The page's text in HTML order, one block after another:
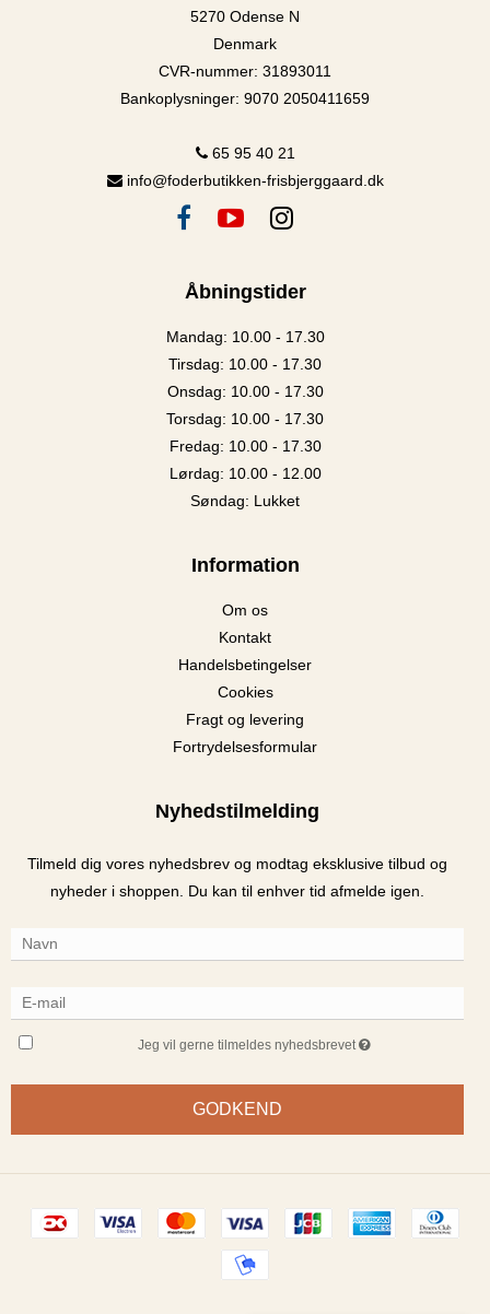
5270 Odense N
Denmark
CVR-nummer: 31893011
Bankoplysninger: 9070 2050411659
65 95 40 21
info@foderbutikken-frisbjerggaard.dk
Åbningstider
Mandag: 10.00 - 17.30
Tirsdag: 10.00 - 17.30
Onsdag: 10.00 - 17.30
Torsdag: 10.00 - 17.30
Fredag: 10.00 - 17.30
Lørdag: 10.00 - 12.00
Søndag: Lukket
Information
Om os
Kontakt
Handelsbetingelser
Cookies
Fragt og levering
Fortrydelsesformular
Nyhedstilmelding
Tilmeld dig vores nyhedsbrev og modtag eksklusive tilbud og
nyheder i shoppen. Du kan til enhver tid afmelde igen.
Jeg vil gerne tilmeldes nyhedsbrevet
GODKEND